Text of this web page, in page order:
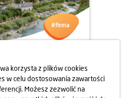
SPORTOWEGO
korzysta z plików cookies
w celu dostosowania zawartości
Możesz zezwolić na